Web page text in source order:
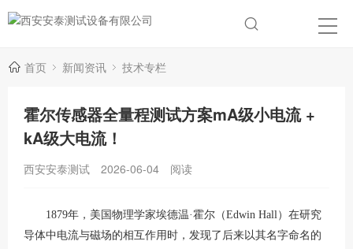
首页 新闻资讯 技术专栏
霍尔传感器全量程测试方案mA级小电流 +
kA级大电流！
西安安泰测试 2026-06-04 阅读
1879年，美国物理学家埃德温·霍尔（Edwin Hall）在研究
导体中电流与磁场的相互作用时，发现了后来以其名字命名的